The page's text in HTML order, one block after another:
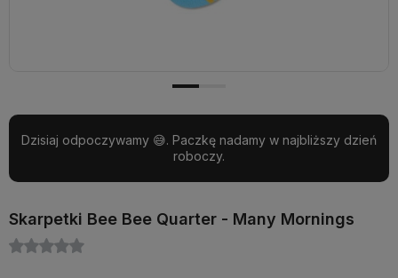
Dzisiaj odpoczywamy 😅. Paczkę nadamy w najbliższy dzień
roboczy.
Skarpetki Bee Bee Quarter - Many Mornings